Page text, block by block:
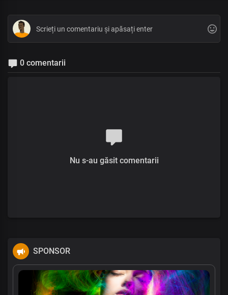
0 comentarii
Nu s-au găsit comentarii
SPONSOR